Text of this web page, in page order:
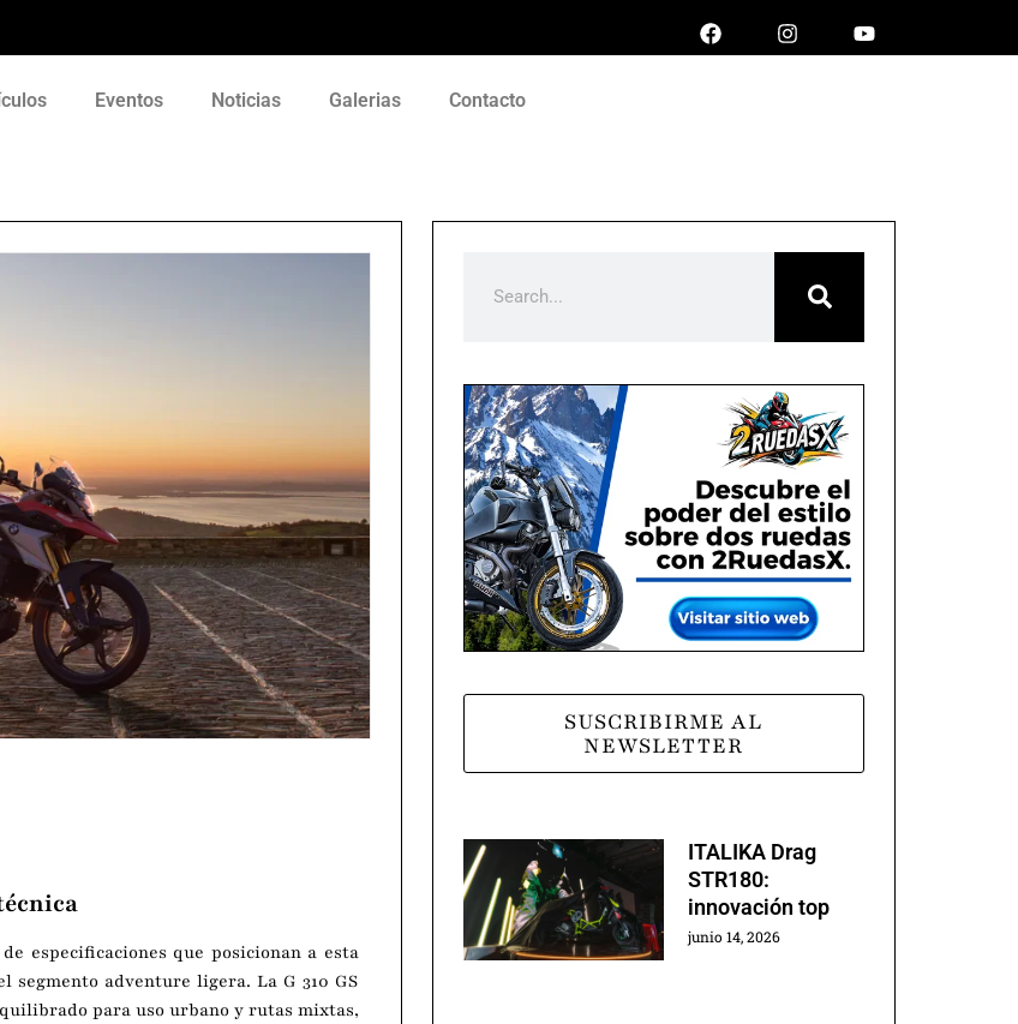
Eventos Noticias Galerias Contacto
especificaciones que posicionan a esta
adventure ligera. La G 310 GS
para uso urbano y rutas mixtas,
SUSCRIBIRME AL
NEWSLETTER
ITALIKA Drag
STR180:
innovación top
junio 14, 2026